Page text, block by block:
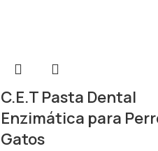
C.E.T Pasta Dental
Enzimática para
Gatos